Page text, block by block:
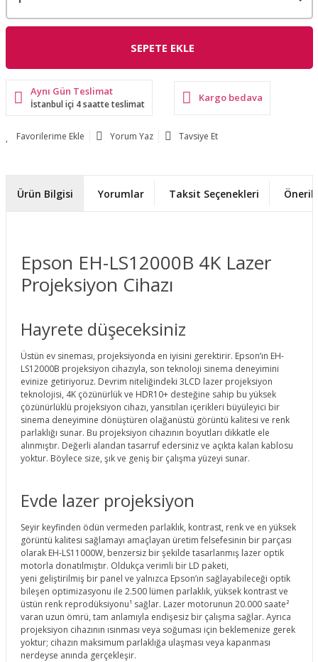
SEPETE EKLE
Aynı Gün Teslimat
İstanbul içi 4 saatte teslimat
Kargo bedava
Yorum Yaz Tavsiye Et
Ürün Bilgisi Yorumlar Taksit Seçenekleri
Epson EH-LS12000B 4K Lazer
Projeksiyon Cihazı
Hayrete düşeceksiniz
Üstün ev sineması, projeksiyonda en iyisini gerektirir. Epson’ın EH-
LS12000B projeksiyon cihazıyla, son teknoloji sinema deneyimini
evinize getiriyoruz. Devrim niteliğindeki 3LCD lazer projeksiyon
teknolojisi, 4K çözünürlük ve HDR10+ desteğine sahip bu yüksek
çözünürlüklü projeksiyon cihazı, yansıtılan içerikleri büyüleyici bir
sinema deneyimine dönüştüren olağanüstü görüntü kalitesi ve renk
parlaklığı sunar. Bu projeksiyon cihazının boyutları dikkatle ele
alınmıştır. Değerli alandan tasarruf edersiniz ve açıkta kalan kablosu
yoktur. Böylece size, şık ve geniş bir çalışma yüzeyi sunar.
Evde lazer projeksiyon
Seyir keyfinden ödün vermeden parlaklık, kontrast, renk ve en yüksek
görüntü kalitesi sağlamayı amaçlayan üretim felsefesinin bir parçası
olarak EH-LS11000W, benzersiz bir şekilde tasarlanmış lazer optik
motorla donatılmıştır. Oldukça verimli bir LD paketi,
yeni geliştirilmiş bir panel ve yalnızca Epson’ın sağlayabileceği optik
bileşen optimizasyonu ile 2.500 lümen parlaklık, yüksek kontrast ve
üstün renk reprodüksiyonu¹ sağlar. Lazer motorunun 20.000 saate²
varan uzun ömrü, tam anlamıyla endişesiz bir çalışma sağlar. Ayrıca
projeksiyon cihazının ısınması veya soğuması için beklemenize gerek
yoktur; cihazın maksimum parlaklığa ulaşması veya kapanması
nerdeyse anında gerçekleşir.